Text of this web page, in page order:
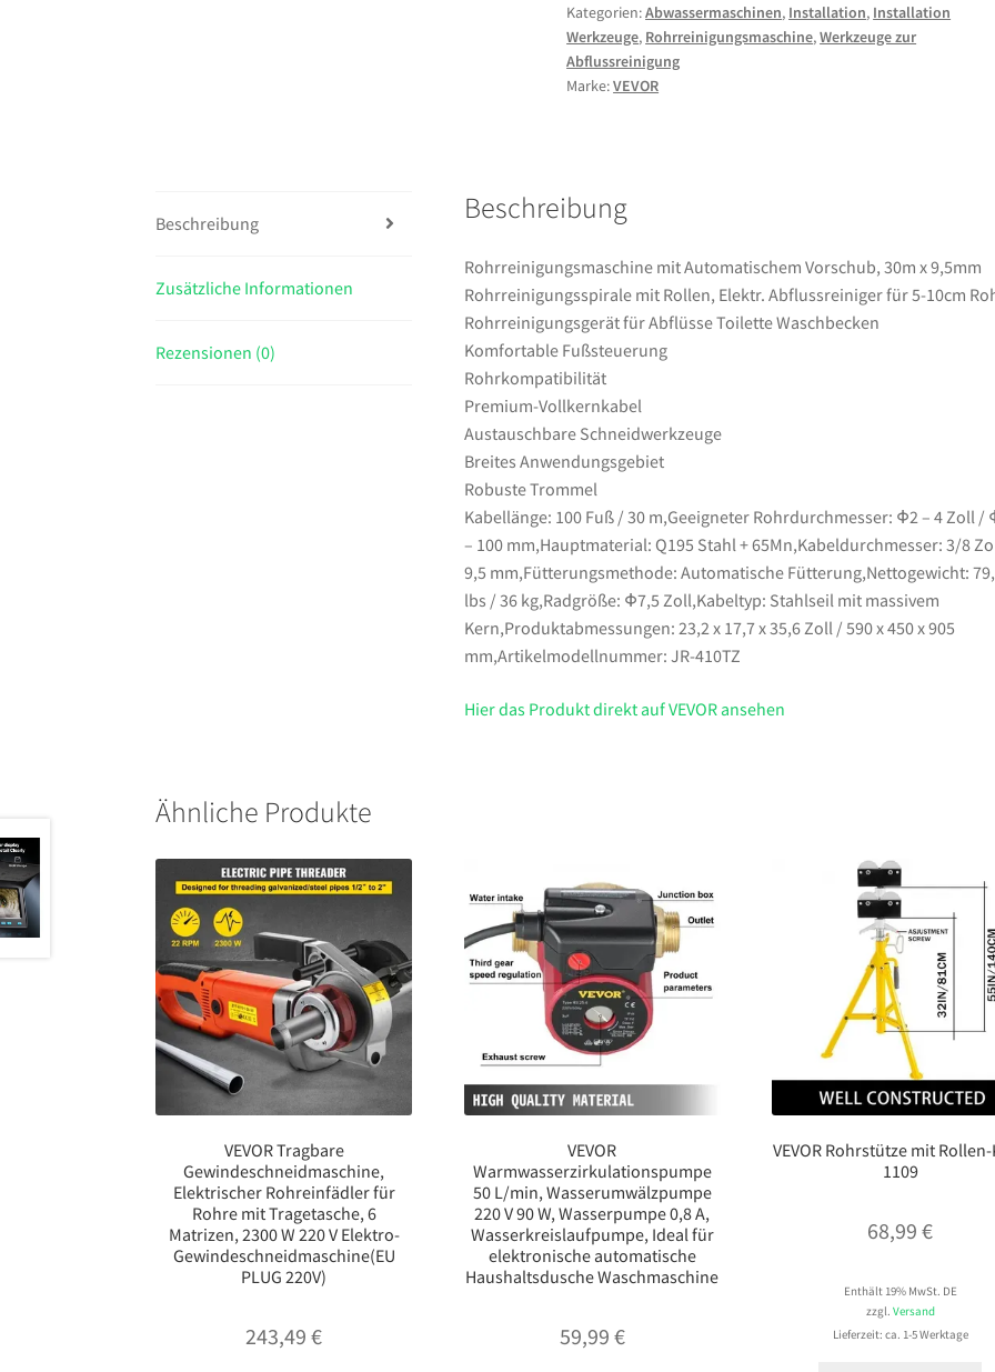
30m
x
9,5mm
Rohrreinigungsspirale
Abflussreiniger
5-
10cm
Rohre,
Rohrreinigungsgerät
für
Abflüsse
Toilette
Waschbecken
Menge
Kategorien:Abwassermaschinen, Installation, Installation
Werkzeuge, Rohrreinigungsmaschine,Werkzeuge zur
Abflussreinigung
Marke:VEVOR
Beschreibung
Zusätzliche Informationen
Rezensionen (0)
Beschreibung
Rohrreinigungsmaschine mit Automatischem Vorschub, 30m x 9,5mm
Rohrreinigungsspirale mit Rollen, Elektr. Abflussreiniger für 5-10cm
Rohrreinigungsgerät für Abflüsse Toilette Waschbecken
Komfortable Fußsteuerung
Rohrkompatibilität
Premium-Vollkernkabel
Austauschbare Schneidwerkzeuge
Breites Anwendungsgebiet
Robuste Trommel
Kabellänge: 100 Fuß / 30 m,Geeigneter Rohrdurchmesser: Φ2 – 4 Zoll /
– 100 mm,Hauptmaterial: Q195 Stahl + 65Mn,Kabeldurchmesser: 3/8
9,5 mm,Fütterungsmethode: Automatische Fütterung,Nettogewicht:
lbs / 36 kg,Radgröße: Φ7,5 Zoll,Kabeltyp: Stahlseil mit massivem
Kern,Produktabmessungen: 23,2 x 17,7 x 35,6 Zoll / 590 x 450 x 905
mm,Artikelmodellnummer: JR-410TZ
Hier das Produkt direkt auf VEVOR ansehen
Ähnliche Produkte
VEVOR Tragbare
Gewindeschneidmaschine,
Elektrischer Rohreinfädler für
Rohre mit Tragetasche, 6
Matrizen, 2300 W 220 V Elektro-
Gewindeschneidmaschine(EU
PLUG 220V)
243,49€
VEVOR
Warmwasserzirkulationspumpe
50 L/min, Wasserumwälzpumpe
220 V 90 W, Wasserpumpe 0,8 A,
Wasserkreislaufpumpe, Ideal für
elektronische automatische
Haushaltsdusche Waschmaschine
59,99 €
VEVOR Rohrstütze mit
1109
68,99€
Enthält 19% MwSt. DE
zzgl. Versand
Lieferzeit: ca. 1-5 Werktage